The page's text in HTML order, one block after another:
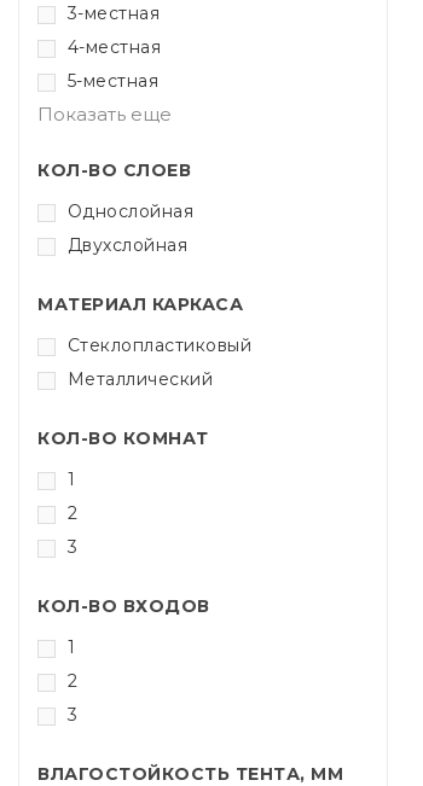
3-местная
4-местная
5-местная
Показать еще
КОЛ-ВО СЛОЕВ
Однослойная
Двухслойная
МАТЕРИАЛ КАРКАСА
Стеклопластиковый
Металлический
КОЛ-ВО КОМНАТ
1
2
3
КОЛ-ВО ВХОДОВ
1
2
3
ВЛАГОСТОЙКОСТЬ ТЕНТА, ММ